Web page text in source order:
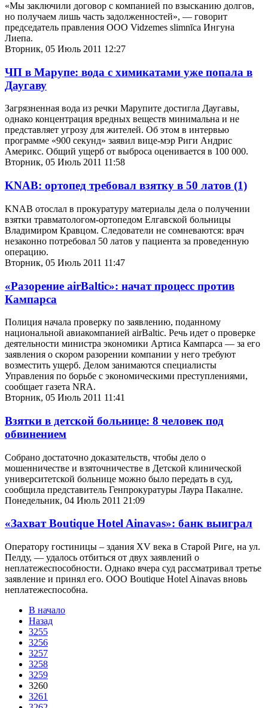
«Мы заключили договор с компанией по взысканию долгов,
но получаем лишь часть задолженностей», — говорит
председатель правления ООО Vidzemes slimnīca Ингуна
Лиепа.
Вторник, 05 Июль 2011 12:27
ЧП в Марупе: вода с химикатами уже попала в
Даугаву
Загрязненная вода из речки Марупите достигла Даугавы,
однако концентрация вредных веществ минимальна и не
представляет угрозу для жителей. Об этом в интервью
программе «900 секунд» заявил вице-мэр Риги Андрис
Америкс. Общий ущерб от выброса оценивается в 100 000.
Вторник, 05 Июль 2011 11:58
KNAB: ортопед требовал взятку в 50 латов (1)
KNAB отослал в прокуратуру материалы дела о получении
взятки травматологом-ортопедом Елгавской больницы
Владимиром Кравцом. Следователи не сомневаются: врач
незаконно потребовал 50 латов у пациента за проведенную
операцию.
Вторник, 05 Июль 2011 11:47
«Разорение airBaltic»: начат процесс против
Кампарса
Полиция начала проверку по заявлению, поданному
национальной авиакомпанией airBaltic. Речь идет о проверке
деятельности министра экономики Артиса Кампарса — за его
заявления о скором разорении компании у него требуют
возместить ущерб. Делом занимаются специалисты
Управления по борьбе с экономическими преступлениями,
сообщает газета NRA.
Вторник, 05 Июль 2011 11:41
Взятки в детской больнице: 8 человек под
обвинением
Собрано достаточно доказательств, чтобы дело о
мошенничестве и взяточничестве в Детской клинической
университетской больнице можно было передать в суд,
сообщила представитель Генпрокуратуры Лаура Пакалне.
Понедельник, 04 Июль 2011 21:09
«Захват Boutique Hotel Ainavas»: банк выиграл
Оператору гостиницы – здания XV века в Старой Риге, на ул.
Пелду, — удалось отбиться от двух заявлений о
неплатежеспособности. Однако вчера суд рассматривал третье
заявление и принял его. ООО Boutique Hotel Ainavas вновь
неплатежеспособна.
В начало
Назад
3255
3256
3257
3258
3259
3260
3261